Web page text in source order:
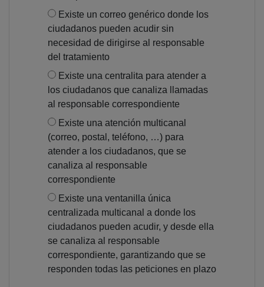
Existe un correo genérico donde los
ciudadanos pueden acudir sin
necesidad de dirigirse al responsable
del tratamiento
Existe una centralita para atender a
los ciudadanos que canaliza llamadas
al responsable correspondiente
Existe una atención multicanal
(correo, postal, teléfono, …) para
atender a los ciudadanos, que se
canaliza al responsable
correspondiente
Existe una ventanilla única
centralizada multicanal a donde los
ciudadanos pueden acudir, y desde ella
se canaliza al responsable
correspondiente, garantizando que se
responden todas las peticiones en plazo